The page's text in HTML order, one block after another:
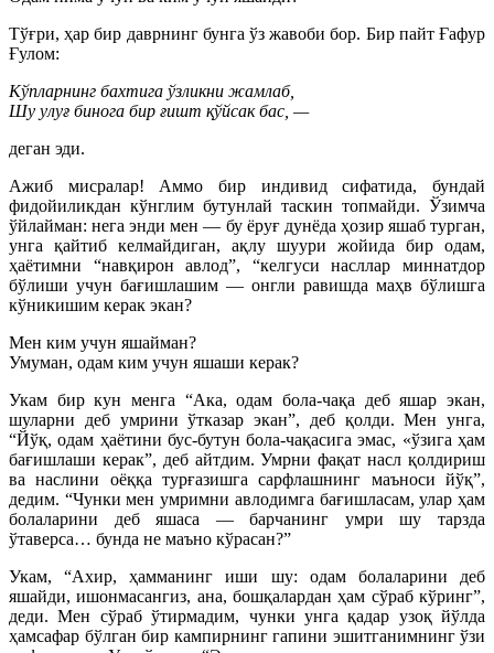
Тўғри, ҳар бир даврнинг бунга ўз жавоби бор. Бир пайт Ғафур
Ғулом:
Кўпларнинг бахтига ўзликни жамлаб,
Шу улуғ бинога бир ғишт қўйсак бас, —
деган эди.
Ажиб мисралар! Аммо бир индивид сифатида, бундай
фидойиликдан кўнглим бутунлай таскин топмайди. Ўзимча
ўйлайман: нега энди мен — бу ёруғ дунёда ҳозир яшаб турган,
унга қайтиб келмайдиган, ақлу шуури жойида бир одам,
ҳаётимни “навқирон авлод”, “келгуси насллар миннатдор
бўлиши учун бағишлашим — онгли равишда маҳв бўлишга
кўникишим керак экан?
Мен ким учун яшайман?
Умуман, одам ким учун яшаши керак?
Укам бир кун менга “Ака, одам бола-чақа деб яшар экан,
шуларни деб умрини ўтказар экан”, деб қолди. Мен унга,
“Йўқ, одам ҳаётини бус-бутун бола-чақасига эмас, «ўзига ҳам
бағишлаши керак”, деб айтдим. Умрни фақат насл қолдириш
ва наслини оёққа турғазишга сарфлашнинг маъноси йўқ”,
дедим. “Чунки мен умримни авлодимга бағишласам, улар ҳам
болаларини деб яшаса — барчанинг умри шу тарзда
ўтаверса… бунда не маъно кўрасан?”
Укам, “Ахир, ҳамманинг иши шу: одам болаларини деб
яшайди, ишонмасангиз, ана, бошқалардан ҳам сўраб кўринг”,
деди. Мен сўраб ўтирмадим, чунки унга қадар узоқ йўлда
ҳамсафар бўлган бир кампирнинг гапини эшитганимнинг ўзи